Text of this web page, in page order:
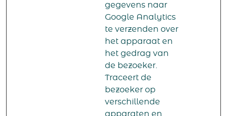
gegevens naar
Google Analytics
te verzenden over
het apparaat en
het gedrag van
de bezoeker.
Traceert de
bezoeker op
verschillende
apparaten en